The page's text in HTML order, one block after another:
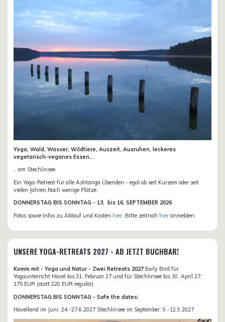
Yoga, Wald, Wasser, Wildtiere, Auszeit, Ausruhen, leckeres
vegetarisch-veganes Essen...
...am Stechlinsee.
Ein Yoga-Retreat für alle Ashtanga Übenden - egal ob seit Kurzem oder seit
vielen Jahren.Noch wenige Plätze.
DONNERSTAG BIS SONNTAG - 13. bis 16. SEPTEMBER 2026
Fotos sowie Infos zu Ablauf und Kosten hier . Bitte zeitnah hier anmelden.
UNSERE YOGA-RETREATS 2027 - AB JETZT BUCHBAR!
Komm mit - Yoga und Natur - Zwei Retreats 2027 Early Bird für
Yogaunterricht Havel bis 31. Februar 27 und für Stechlinsee bis 30. April 27:
175 EUR (statt 220 EUR regulär)
DONNERSTAG BIS SONNTAG - Safe the dates:
Havelland im Juni: 24.-27.6.2027 Stechlinsee im September: 9.-12.9.2027